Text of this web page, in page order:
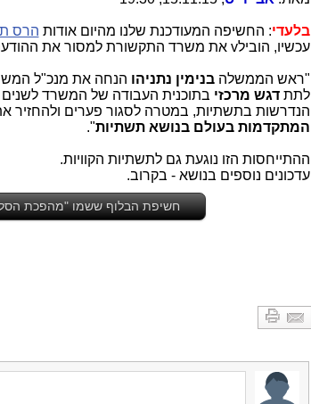
בלעדי: החשיפה המעודכנת שלנו מהיום אודות הרס
עכשיו, הובילv את משרד התקשורת למסור את ההודעה הבאה בתגובה:
"ראש הממשלהבנימין נתניהו הנחה את מנכ"ל
לתתדגש מרכזי בתוכנית העבודה של המשרד
הנדרשות בתשתיות, במטרה לסגור פערים ולהחזיר
המתקדמות בעולם בנושא תשתיות".
ההתייחסות הזו נוגעת גם לתשתיות הקוויות.
עדכונים נוספים בנושא - בקרוב.
חשיפת הבלוף ששמו "מהפכת